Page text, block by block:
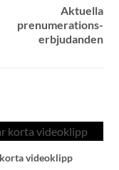
Aktuella
prenumerations-
erbjudanden
videoklipp